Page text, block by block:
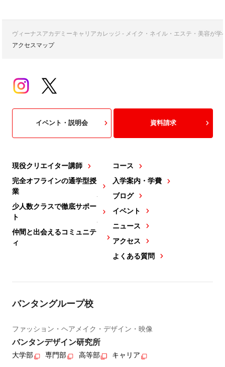
ヴィーナスアカデミーキャリアカレッジ - メイク・ネイル・エステ・美容が
アクセスマップ
現役クリエイター講師
完全オフラインの通学型授
業
少人数クラスで徹底サポー
ト
仲間と出会えるコミュニテ
ィ
コース
入学案内・学費
ブログ
イベント
ニュース
アクセス
よくある質問
イベント・説明会 資料請求
バンタングループ校
ファッション・ヘアメイク・デザイン・映像
バンタンデザイン研究所
大学部 専門部 高等部 キャリア